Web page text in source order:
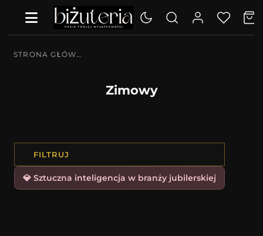
STRONA GŁÓWNA
Zimowy
FILTRUJ
💎 Sztuczna inteligencja w branży jubilerskiej